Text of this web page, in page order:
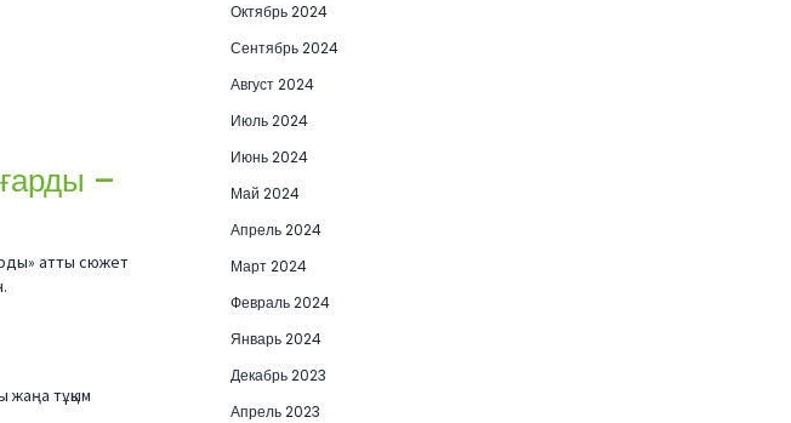
–
атты сюжет
тұқым
Октябрь 2024
Сентябрь 2024
Август 2024
Июль 2024
Июнь 2024
Май 2024
Апрель 2024
Март 2024
Февраль 2024
Январь 2024
Декабрь 2023
Апрель 2023